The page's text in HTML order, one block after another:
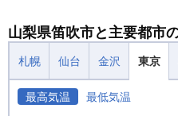
山梨県笛吹市と主要都市
札幌 仙台 金沢 東京
最高気温 最低気温